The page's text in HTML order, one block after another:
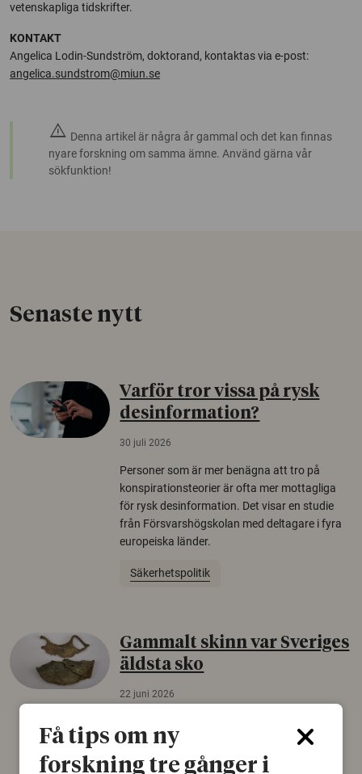
vetenskapliga tidskrifter.
KONTAKT
Angelica Lodin-Sundström, doktorand, kontaktas via e-post:
angelica.sundstrom@miun.se
warning Denna artikel är några år gammal och det kan finnas
nyare forskning om samma ämne. Använd gärna vår
sökfunktion!
Senaste nytt
Varför tror vissa på rysk
desinformation?
30 juli 2026
Personer som är mer benägna att tro på
konspirationsteorier är ofta mer mottagliga
för rysk desinformation. Det visar en studie
från Försvarshögskolan med deltagare i fyra
europeiska länder.
Säkerhetspolitik
Gammalt skinn var Sveriges
äldsta sko
22 juni 2026
björnfäll visar sig vara delar av en 2000 år
gammal sko. Fyndet bär spår av romerskt
Få tips om ny
forskning tre gånger i